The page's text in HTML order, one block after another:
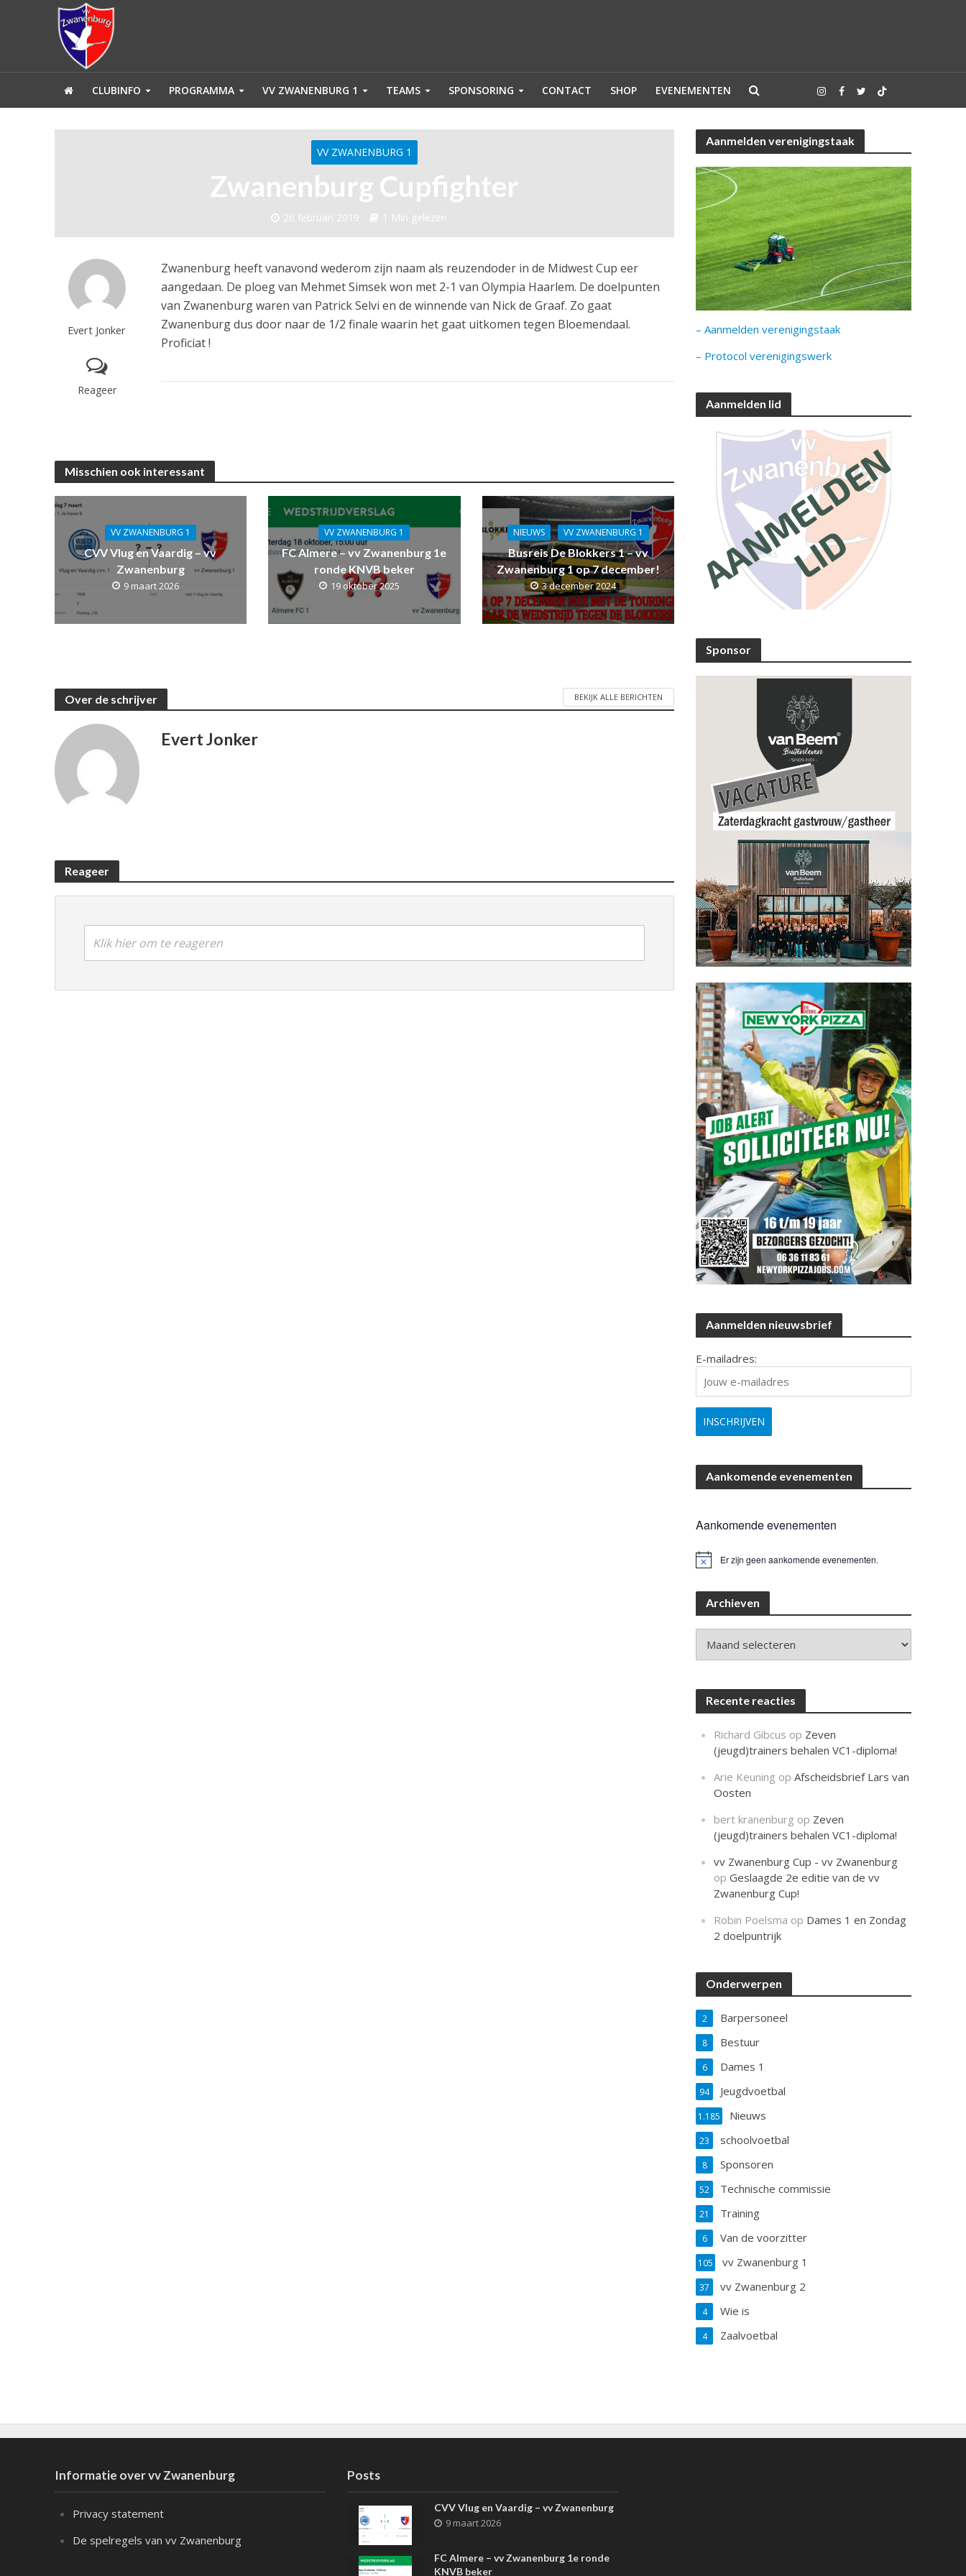
CLUBINFO PROGRAMMA VV ZWANENBURG 1 TEAMS SPONSORING CONTACT SHOP EVENEMENTEN
VV ZWANENBURG 1
Zwanenburg Cupfighter
26 februari 2019 1 Min gelezen
Evert Jonker
Reageer
Zwanenburg heeft vanavond wederom zijn naam als reuzendoder in de Midwest Cup eer
aangedaan. De ploeg van Mehmet Simsek won met 2-1 van Olympia Haarlem. De doelpunten
van Zwanenburg waren van Patrick Selvi en de winnende van Nick de Graaf. Zo gaat
Zwanenburg dus door naar de 1/2 finale waarin het gaat uitkomen tegen Bloemendaal.
Proficiat !
Misschien ook interessant
VV ZWANENBURG 1
CVV Vlug en Vaardig – vv
Zwanenburg
9 maart 2026
VV ZWANENBURG 1
FC Almere – vv Zwanenburg 1e
ronde KNVB beker
19 oktober 2025
NIEUWS VV ZWANENBURG 1
Busreis De Blokkers 1 – vv
Zwanenburg 1 op 7 december!
3 december 2024
Over de schrijver BEKIJK ALLE BERICHTEN
Evert Jonker
Reageer
Klik hier om te reageren
Aanmelden verenigingstaak
– Aanmelden verenigingstaak
– Protocol verenigingswerk
Aanmelden lid
Sponsor
Aanmelden nieuwsbrief
E-mailadres:
Aankomende evenementen
Aankomende evenementen
B
t
Er zijn geen aankomende evenementen.
Archieven
Recente reacties
Richard Gibcus op Zeven
(jeugd)trainers behalen VC1-diploma!
Arie Keuning opAfscheidsbrief Lars van
Oosten
bert kranenburg op Zeven
(jeugd)trainers behalen VC1-diploma!
vv Zwanenburg Cup - vv Zwanenburg
opGeslaagde 2e editie van de vv
Zwanenburg Cup!
Robin Poelsma op Dames 1 en Zondag
2 doelpuntrijk
Onderwerpen
Barpersoneel
2
Bestuur
8
Dames 1
6
Jeugdvoetbal
94
Nieuws
1.185
schoolvoetbal
23
Sponsoren
8
Technische commissie
52
Training
21
Van de voorzitter
6
vv Zwanenburg 1
105
vv Zwanenburg 2
37
Wie is
4
Zaalvoetbal
4
Informatie over vv Zwanenburg
Privacy statement
De spelregels van vv Zwanenburg
Posts
CVV Vlug en Vaardig – vv Zwanenburg
9 maart 2026
FC Almere – vv Zwanenburg 1e ronde
KNVB beker